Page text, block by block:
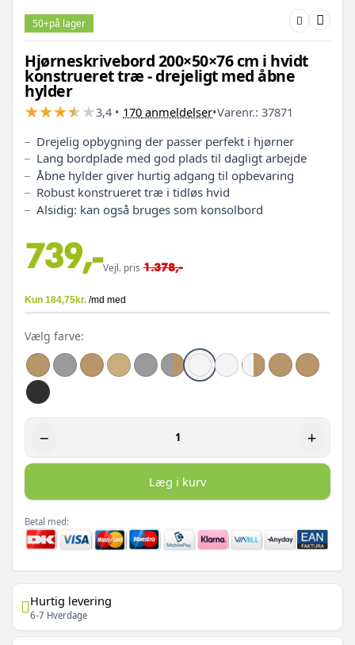
50+på lager
Hjørneskrivebord 200×50×76 cm i hvidt
konstrueret træ - drejeligt med åbne
hylder
★
★★
★★
★★
★★
★3,4 • 170 anmeldelser•Varenr.: 37871
Drejelig opbygning der passer perfekt i hjørner
Lang bordplade med god plads til dagligt arbejde
Åbne hylder giver hurtig adgang til opbevaring
Robust konstrueret træ i tidløs hvid
Alsidig: kan også bruges som konsolbord
739,-Vejl. pris 1.378,-
Vælg farve:
− +
Læg i kurv
Betal med:
Hurtig levering
6-7 Hverdage